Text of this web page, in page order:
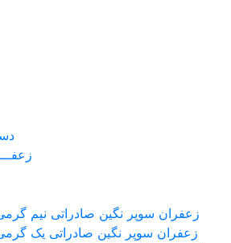
زعفران سوپر نگین صادراتی نیم
زعفران سوپر نگین صادراتی یک گرمی